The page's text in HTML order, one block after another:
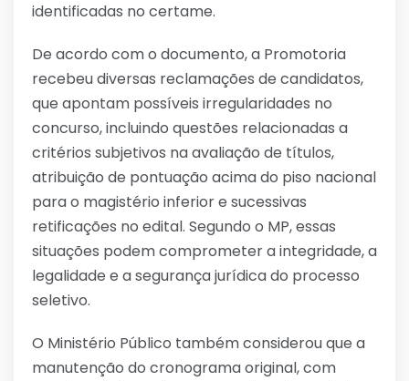
identificadas no certame.
De acordo com o documento, a Promotoria
recebeu diversas reclamações de candidatos,
que apontam possíveis irregularidades no
concurso, incluindo questões relacionadas a
critérios subjetivos na avaliação de títulos,
atribuição de pontuação acima do piso nacional
para o magistério inferior e sucessivas
retificações no edital. Segundo o MP, essas
situações podem comprometer a integridade, a
legalidade e a segurança jurídica do processo
seletivo.
O Ministério Público também considerou que a
manutenção do cronograma original, com